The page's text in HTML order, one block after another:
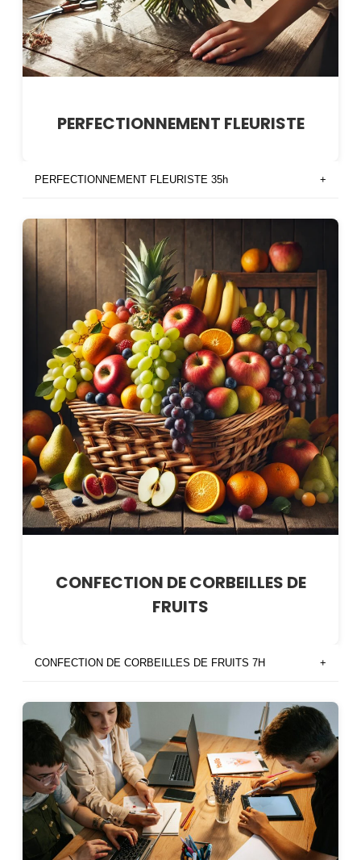
PERFECTIONNEMENT FLEURISTE
PERFECTIONNEMENT FLEURISTE 35h +
CONFECTION DE CORBEILLES DE
FRUITS
CONFECTION DE CORBEILLES DE FRUITS 7H +